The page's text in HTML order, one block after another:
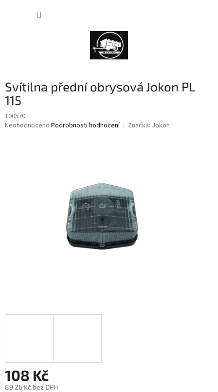
Svítilna přední obrysová Jokon PL
115
100570
Průměrné
Neohodnoceno Podrobnosti hodnocení Značka: Jokon
108 Kč
89,26 Kč bez DPH